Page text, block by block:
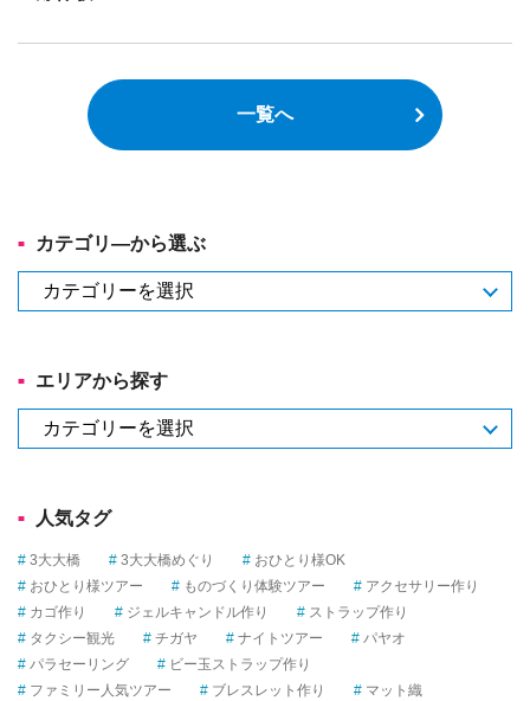
一覧へ
カテゴリ―から選ぶ
テ
―
か
エリアから探す
リ
ら
探
す
人気タグ
3大大橋 3大大橋めぐり
おひとり様OK
おひとり様ツアー
ものづくり体験ツアー
アクセサリー作り
カゴ作り
ジェルキャンドル作り
ストラップ作り
タクシー観光
チガヤ ナイトツアー
パヤオ
パラセーリング
ビー玉ストラップ作り
ファミリー人気ツアー
ブレスレット作り
マット織